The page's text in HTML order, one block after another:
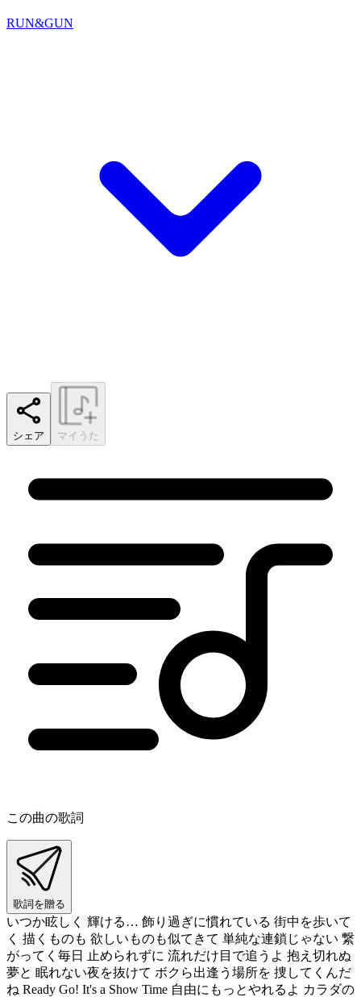
RUN&GUN
シェア マイうた
この曲の歌詞
歌詞を贈る
いつか眩しく 輝ける… 飾り過ぎに慣れている 街中を歩いて
く 描くものも 欲しいものも似てきて 単純な連鎖じゃない 繋
がってく毎日 止められずに 流れだけ目で追うよ 抱え切れぬ
夢と 眠れない夜を抜けて ボクら出逢う場所を 捜してくんだ
ね Ready Go! It's a Show Time 自由にもっとやれるよ カラダの